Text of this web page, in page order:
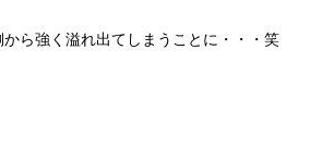
から強く溢れ出てしまうことに・・・笑